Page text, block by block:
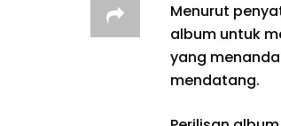
Menurut
album untuk
yang
mendatang.